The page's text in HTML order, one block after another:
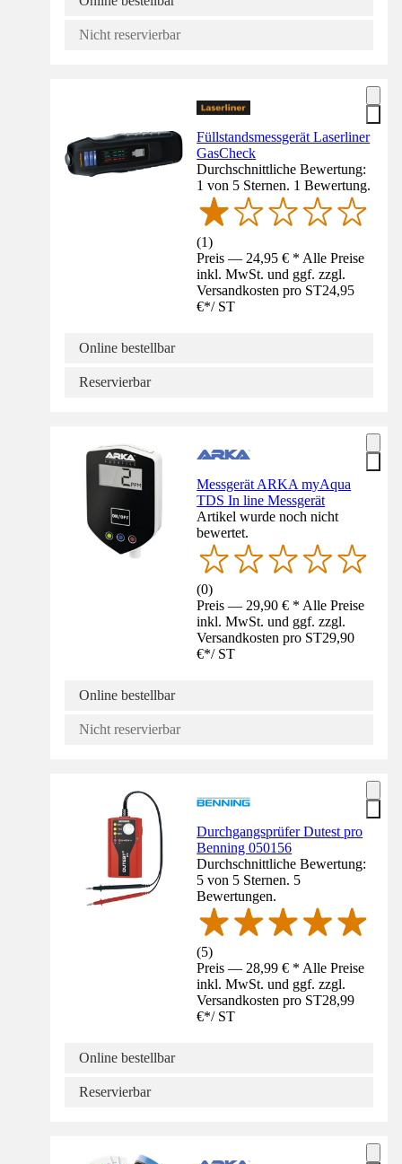
Nicht reservierbar
Füllstandsmessgerät Laserliner
GasCheck
Durchschnittliche Bewertung:
1 von 5 Sternen. 1 Bewertung.
(1)
Preis — 24,95 € * Alle Preise
inkl. MwSt. und ggf. zzgl.
Versandkosten pro ST24,95
€*/ ST
Online bestellbar
Reservierbar
Messgerät ARKA myAqua
TDS In line Messgerät
Artikel wurde noch nicht
bewertet.
(0)
Preis — 29,90 € * Alle Preise
inkl. MwSt. und ggf. zzgl.
Versandkosten pro ST29,90
€*/ ST
Online bestellbar
Nicht reservierbar
Durchgangsprüfer Dutest pro
Benning 050156
Durchschnittliche Bewertung:
5 von 5 Sternen. 5
Bewertungen.
(5)
Preis — 28,99 € * Alle Preise
inkl. MwSt. und ggf. zzgl.
Versandkosten pro ST28,99
€*/ ST
Online bestellbar
Reservierbar